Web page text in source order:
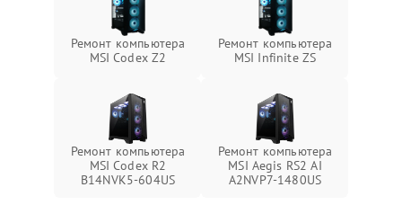
Ремонт компьютера
MSI Codex Z2
Ремонт компьютера
MSI Infinite ZS
Ремонт компьютера
MSI Codex R2
B14NVK5-604US
Ремонт компьютера
MSI Aegis RS2 AI
A2NVP7-1480US